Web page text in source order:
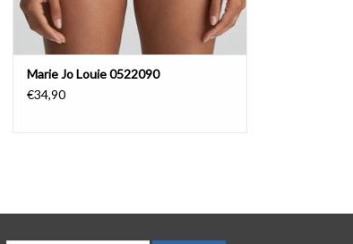
Marie Jo Louie 0522090
€34,90